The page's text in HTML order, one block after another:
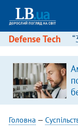
Defense Tech
Головна —